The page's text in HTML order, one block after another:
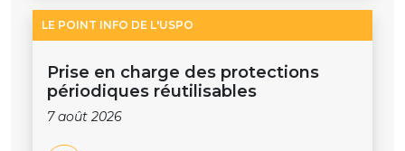
LE POINT INFO DE L'USPO
Prise en charge des protections
périodiques réutilisables
7 août 2026